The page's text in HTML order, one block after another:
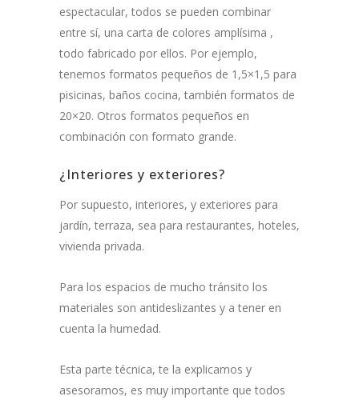
espectacular, todos se pueden combinar
entre sí, una carta de colores amplísima ,
todo fabricado por ellos. Por ejemplo,
tenemos formatos pequeños de 1,5×1,5 para
pisicinas, baños cocina, también formatos de
20×20. Otros formatos pequeños en
combinación con formato grande.
¿Interiores y exteriores?
Por supuesto, interiores, y exteriores para
jardín, terraza, sea para restaurantes, hoteles,
vivienda privada.
Para los espacios de mucho tránsito los
materiales son antideslizantes y a tener en
cuenta la humedad.
Esta parte técnica, te la explicamos y
asesoramos, es muy importante que todos